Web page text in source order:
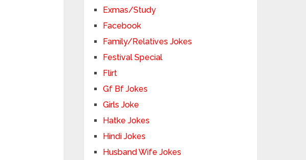
Exmas/Study
Facebook
Family/Relatives Jokes
Festival Special
Flirt
Gf Bf Jokes
Girls Joke
Hatke Jokes
Hindi Jokes
Husband Wife Jokes